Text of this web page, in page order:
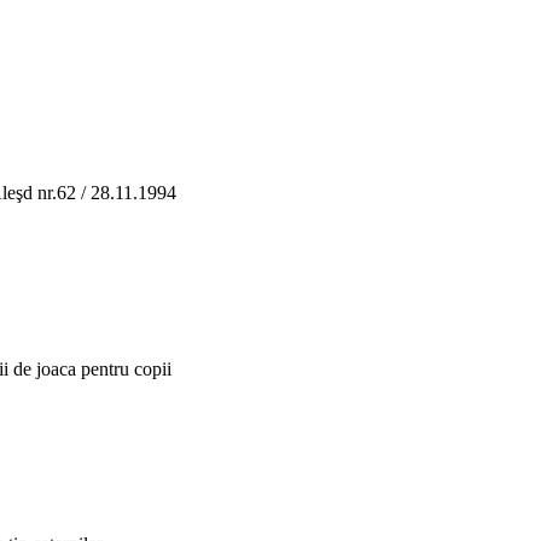
nr.62 / 28.11.1994
de joaca pentru copii